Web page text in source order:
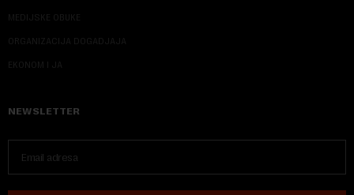
MEDIJSKE OBUKE
ORGANIZACIJA DOGADJAJA
EKONOM I JA
NEWSLETTER